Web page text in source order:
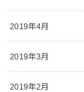
2019年4月
2019年3月
2019年2月